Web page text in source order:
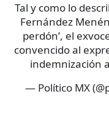
Tal y como lo
Fernández
perdón’, el
convencido al
indemnización
— Político MX